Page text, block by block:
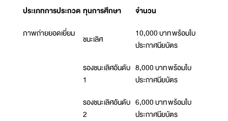
ประเภทการประกวด ทุนการศึกษา
จำนวน
ภาพถ่ายยอดเยี่ยม
ชนะเลิศ
10,000 บาท พร้อมใบ
ประกาศนียบัตร
รองชนะเลิศอันดับ
1
8,000 บาท พร้อมใบ
ประกาศนียบัตร
รองชนะเลิศอันดับ
2
6,000 บาท พร้อมใบ
ประกาศนียบัตร